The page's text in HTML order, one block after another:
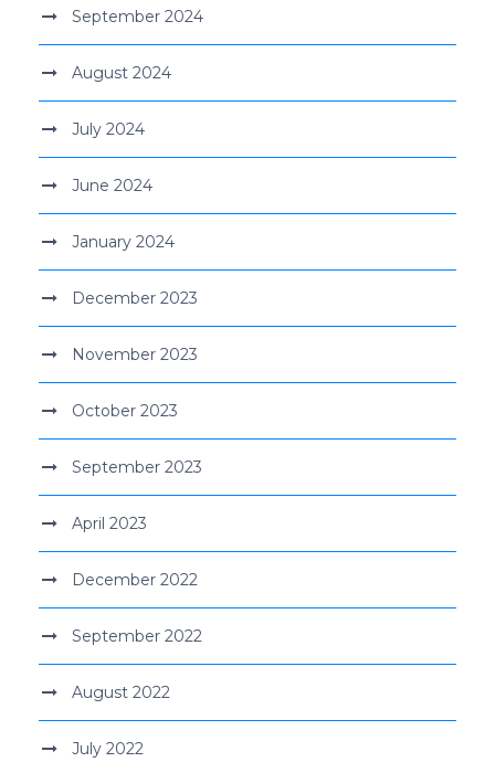
September 2024
August 2024
July 2024
June 2024
January 2024
December 2023
November 2023
October 2023
September 2023
April 2023
December 2022
September 2022
August 2022
July 2022